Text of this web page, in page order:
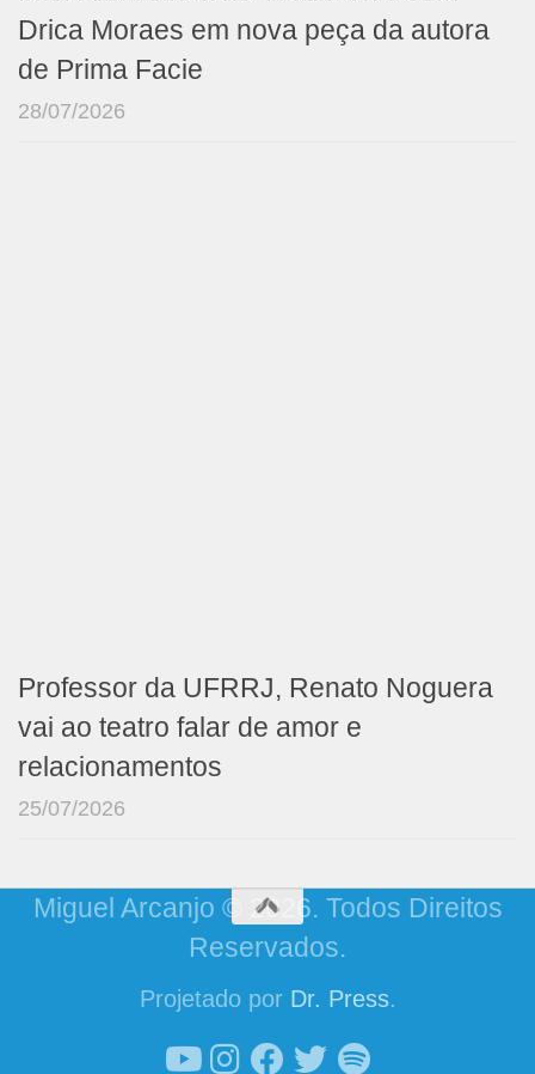
Drica Moraes em nova peça da autora
de Prima Facie
28/07/2026
Professor da UFRRJ, Renato Noguera
vai ao teatro falar de amor e
relacionamentos
25/07/2026
Miguel Arcanjo © 2026. Todos Direitos
Reservados.
Projetado por Dr. Press.